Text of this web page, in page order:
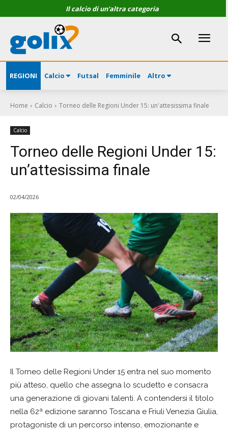
Il calcio di un'altra categoria
REGIONI Calcio Futsal Femminile Altro
Home Calcio Torneo delle Regioni Under 15: un'attesissima finale
Calcio
Torneo delle Regioni Under 15:
un’attesissima finale
02/04/2026
Il Torneo delle Regioni Under 15 entra nel suo momento
più atteso, quello che assegna lo scudetto e consacra
una generazione di giovani talenti. A contendersi il titolo
nella 62ª edizione saranno Toscana e Friuli Venezia Giulia,
protagoniste di un percorso intenso, emozionante e